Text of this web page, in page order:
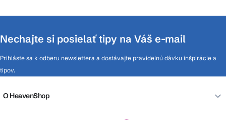
Nechajte si posielať tipy na Váš e-mail
Prihláste sa k odberu newslettera a dostávajte pravidelnú dávku inšpirácie a
tipov.
O HeavenShop